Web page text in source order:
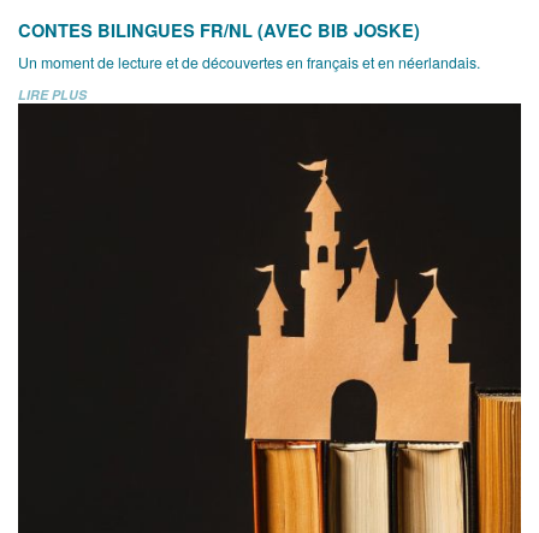
CONTES BILINGUES FR/NL (AVEC BIB JOSKE)
Un moment de lecture et de découvertes en français et en néerlandais.
LIRE PLUS